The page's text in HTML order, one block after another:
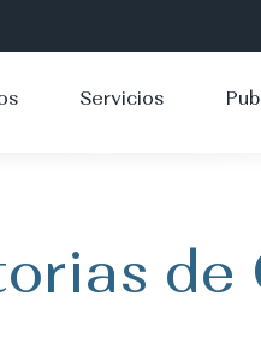
Servicios
de